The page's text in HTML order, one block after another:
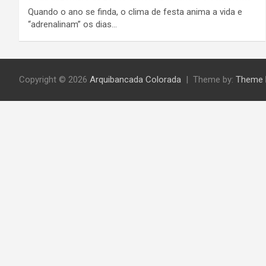
Quando o ano se finda, o clima de festa anima a vida e
“adrenalinam” os dias…
Copyright © 2026 Arquibancada Colorada Theme by: Theme